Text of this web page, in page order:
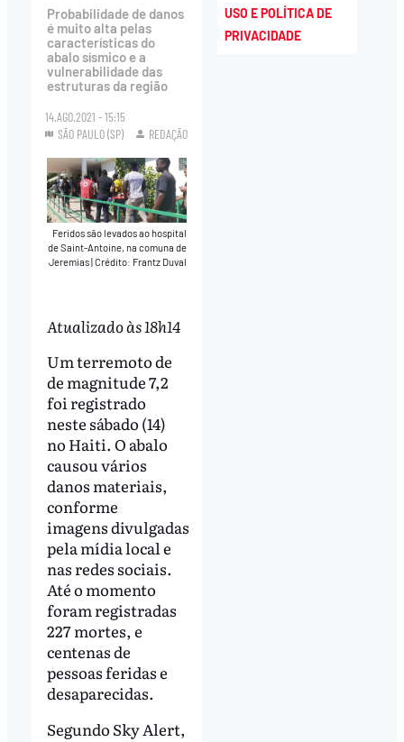
Probabilidade de danos
é muito alta pelas
características do
abalo sísmico e a
vulnerabilidade das
estruturas da região
14.AGO.2021 - 15:15
SÃO PAULO (SP)
REDAÇÃO
Feridos são levados ao hospital
de Saint-Antoine, na comuna de
Jeremias|Crédito: Frantz Duval
Atualizado às 18h14
Um terremoto de
de magnitude 7,2
foi registrado
neste sábado (14)
no Haiti. O abalo
causou vários
danos materiais,
conforme
imagens divulgadas
pela mídia local e
nas redes sociais.
Até o momento
foram registradas
227 mortes, e
centenas de
pessoas feridas e
desaparecidas.
Segundo Sky Alert,
USO E POLÍTICA DE
PRIVACIDADE